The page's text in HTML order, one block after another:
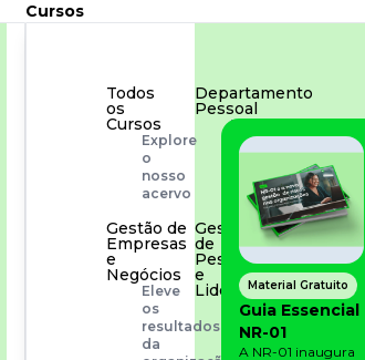
Cursos
Todos
os
Cursos
Explore
o
nosso
acervo
Departamento
Pessoal
Para
simplificar
processos
Gestão de
Empresas
e
Negócios
Eleve
os
resultados
da
Gestão
de
Pessoas
e
Liderança
Capacitação
com
especialistas
Material Gratuito
Guia Essencial
NR-01
A NR-01 inaugura